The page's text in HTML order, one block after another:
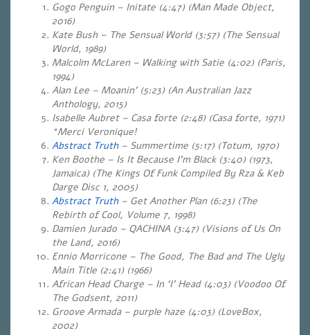
Gogo Penguin – Initate (4:47) (Man Made Object,
2016)
Kate Bush – The Sensual World (3:57) (The Sensual
World, 1989)
Malcolm McLaren – Walking with Satie (4:02) (Paris,
1994)
Alan Lee – Moanin’ (5:23) (An Australian Jazz
Anthology, 2015)
Isabelle Aubret – Casa forte (2:48) (Casa forte, 1971)
*Merci Veronique!
Abstract Truth– Summertime (5:17) (Totum, 1970)
Ken Boothe – Is It Because I’m Black (3:40) (1973,
Jamaica) (The Kings Of Funk Compiled By Rza & Keb
Darge Disc 1, 2005)
Abstract Truth– Get Another Plan (6:23) (The
Rebirth of Cool, Volume 7, 1998)
Damien Jurado – QACHINA (3:47) (Visions of Us On
the Land, 2016)
Ennio Morricone – The Good, The Bad and The Ugly
Main Title (2:41) (1966)
African Head Charge – In ‘I’ Head (4:03) (Voodoo Of
The Godsent, 2011)
Groove Armada – purple haze (4:03) (LoveBox,
2002)